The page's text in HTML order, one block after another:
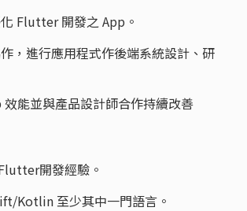
Flutter 開發之 App。
，進行應用程式作後端系統設計、研
能並與產品設計師合作持續改善
開發經驗。
Kotlin 至少其中一門語言。